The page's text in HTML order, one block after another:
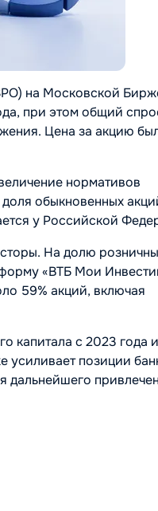
на Московской
при этом общий
Цена за акцию
нормативов
обыкновенных
у Российской
На долю
«ВТБ Мои
59% акций, включая
капитала с 2023 года и
усиливает позиции
дальнейшего